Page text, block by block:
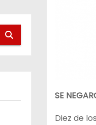
SE
Diez de